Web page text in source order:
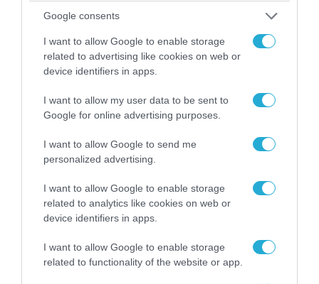
Google consents
I want to allow Google to enable storage
related to advertising like cookies on web or
device identifiers in apps.
I want to allow my user data to be sent to
Google for online advertising purposes.
I want to allow Google to send me
personalized advertising.
I want to allow Google to enable storage
related to analytics like cookies on web or
device identifiers in apps.
I want to allow Google to enable storage
related to functionality of the website or app.
«Επιχείρηση ελεύθερα πεζοδρόμια» στην
Αθήνα: Απομακρύνθηκαν παράνομα
αντικείμενα από κοινόχρηστους χώρους